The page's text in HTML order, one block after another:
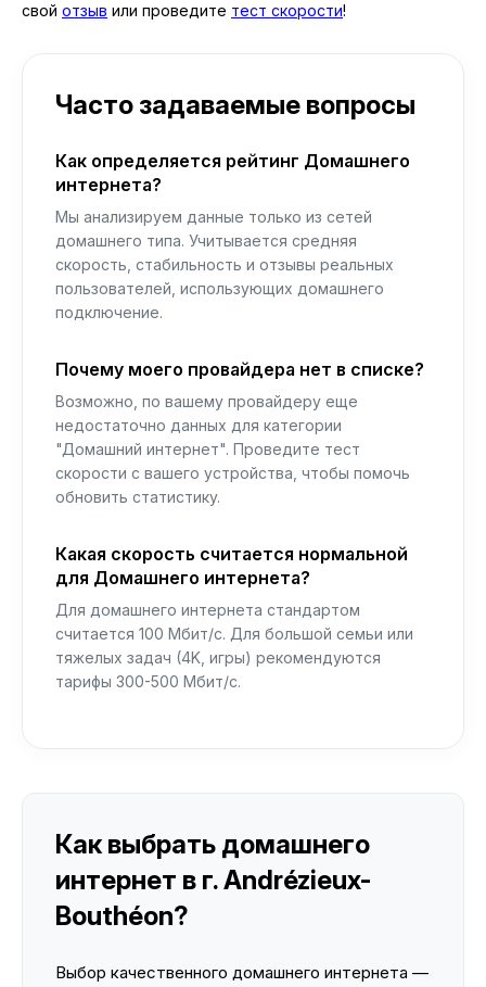
свой отзыв или проведите тест скорости!
Часто задаваемые вопросы
Как определяется рейтинг Домашнего
интернета?
Мы анализируем данные только из сетей
домашнего типа. Учитывается средняя
скорость, стабильность и отзывы реальных
пользователей, использующих домашнего
подключение.
Почему моего провайдера нет в списке?
Возможно, по вашему провайдеру еще
недостаточно данных для категории
"Домашний интернет". Проведите тест
скорости с вашего устройства, чтобы помочь
обновить статистику.
Какая скорость считается нормальной
для Домашнего интернета?
Для домашнего интернета стандартом
считается 100 Мбит/с. Для большой семьи или
тяжелых задач (4K, игры) рекомендуются
тарифы 300-500 Мбит/с.
Как выбрать домашнего
интернет в г. Andrézieux-
Bouthéon?
Выбор качественного домашнего интернета —